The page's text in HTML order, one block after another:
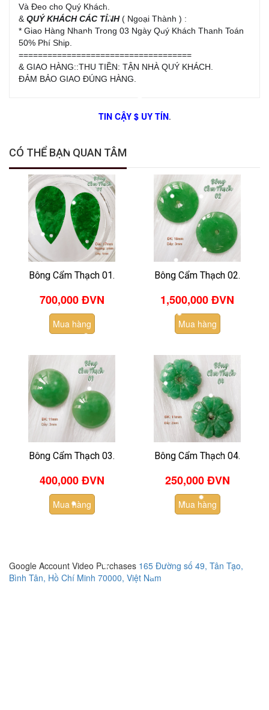
Và Đeo cho Quý Khách.
& QUÝ KHÁCH CÁC TỈNH( Ngoại Thành ) :
* Giao Hàng Nhanh Trong 03 Ngày Quý Khách Thanh Toán
50% Phí Ship.
====================================
& GIAO HÀNG::THU TIỀN: TẬN NHÀ QUÝ KHÁCH.
ĐẢM BẢO GIAO ĐÚNG HÀNG.
TIN CẬY $ UY TÍN.
CÓ THỂ BẠN QUAN TÂM
Bông Cẩm Thạch 01.
700,000 ĐVN
Mua hàng
Bông Cẩm Thạch 02.
1,500,000ĐVN
Mua hàng
Bông Cẩm Thạch 03.
400,000 ĐVN
Mua hàng
Bông Cẩm Thạch 04.
250,000 ĐVN
Mua hàng
Google Account Video Purchases 165 Đường số 49, Tân Tạo,
Bình Tân, Hồ Chí Minh 70000, Việt Nam